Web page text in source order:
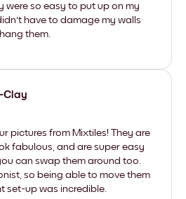
were so easy to put up on my
have to damage my walls
them.
Clay
pictures from Mixtiles! They are
fabulous, and are super easy
can swap them around too.
so being able to move them
set-up was incredible.